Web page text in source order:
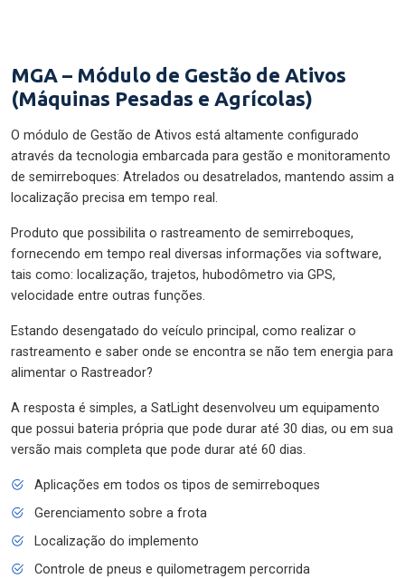
MGA – Módulo de Gestão de Ativos
(Máquinas Pesadas e Agrícolas)
O módulo de Gestão de Ativos está altamente configurado
através da tecnologia embarcada para gestão e monitoramento
de semirreboques: Atrelados ou desatrelados, mantendo assim a
localização precisa em tempo real.
Produto que possibilita o rastreamento de semirreboques,
fornecendo em tempo real diversas informações via software,
tais como: localização, trajetos, hubodômetro via GPS,
velocidade entre outras funções.
Estando desengatado do veículo principal, como realizar o
rastreamento e saber onde se encontra se não tem energia para
alimentar o Rastreador?
A resposta é simples, a SatLight desenvolveu um equipamento
que possui bateria própria que pode durar até 30 dias, ou em sua
versão mais completa que pode durar até 60 dias.
Aplicações em todos os tipos de semirreboques
Gerenciamento sobre a frota
Localização do implemento
Controle de pneus e quilometragem percorrida